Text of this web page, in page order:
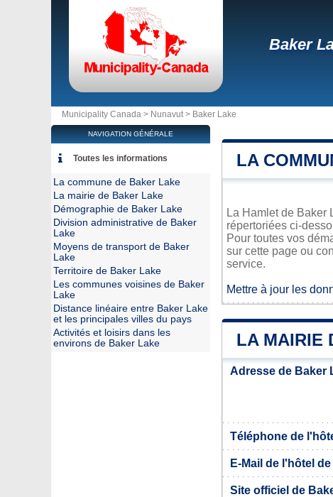
Baker
Municipality Canada > Nunavut> Baker Lake
LA
La Hamlet de Baker
répertoriées ci-
Pour toutes vos
sur cette page ou
service.
Mettre à jour les
LA MAIRIE
Adresse de Baker
Téléphone de
E-Mail de l'hôtel
Site officiel de
NAVIGATION GÉNÉRALE
Toutes les informations
La commune de Baker Lake
La mairie de Baker Lake
Démographie de Baker Lake
Division administrative de Baker
Lake
Moyens de transport de Baker
Lake
Territoire de Baker Lake
Les communes voisines de Baker
Lake
Distance linéaire entre Baker Lake
et les principales villes du pays
Activités et loisirs dans les
environs de Baker Lake